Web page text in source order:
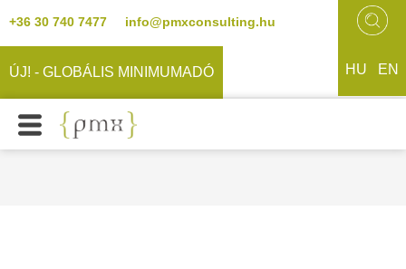
+36 30 740 7477 info@pmxconsulting.hu
ÚJ! - GLOBÁLIS MINIMUMADÓ HU EN